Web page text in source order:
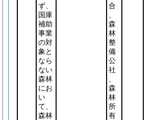
ず、
国庫
補助
事業
の対
象と
なら
ない
森林
にお
い
て、
森林
合
森
林
整
備
公
社
森
林
所
有